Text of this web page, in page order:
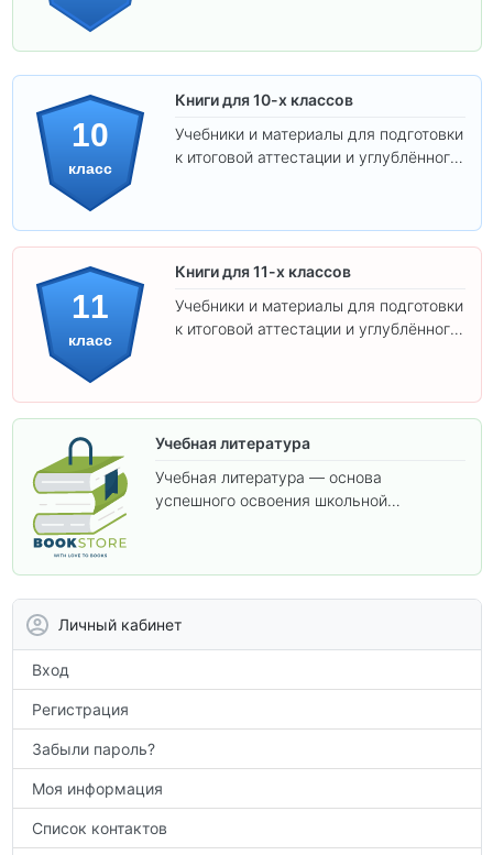
10
класс
Книги для 10-х классов
Учебники и материалы для подготовки
к итоговой аттестации и углублённого
11
класс
Книги для 11-х классов
Учебники и материалы для подготовки
к итоговой аттестации и углублённого
Учебная литература
Учебная литература — основа
успешного освоения школьной
Личный кабинет
Вход
Регистрация
Забыли пароль?
Моя информация
Список контактов